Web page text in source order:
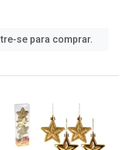
se para comprar.